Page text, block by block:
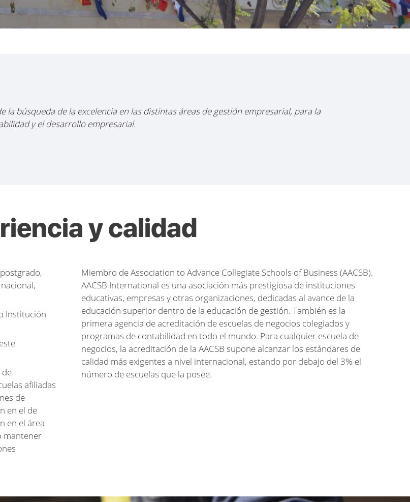
la búsqueda de la excelencia en las distintas áreas de gestión empresarial, para la
y el desarrollo empresarial.
y calidad
Institución
de
afiliadas
de
en el de
en el área
mantener
Miembro de Association to Advance Collegiate Schools of Business (AACSB).
AACSB International es una asociación más prestigiosa de instituciones
educativas, empresas y otras organizaciones, dedicadas al avance de la
educación superior dentro de la educación de gestión. También es la
primera agencia de acreditación de escuelas de negocios colegiados y
programas de contabilidad en todo el mundo. Para cualquier escuela de
negocios, la acreditación de la AACSB supone alcanzar los estándares de
calidad más exigentes a nivel internacional, estando por debajo del 3% el
número de escuelas que la posee.